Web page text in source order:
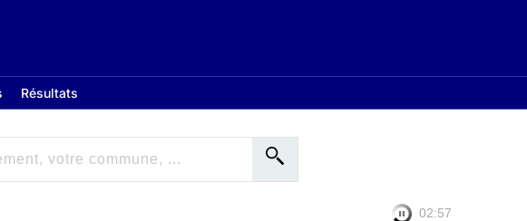
Résultats
02:56